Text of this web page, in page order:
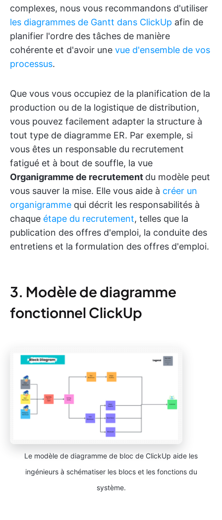
complexes, nous vous recommandons d'utiliser
les diagrammes de Gantt dans ClickUp afin de
planifier l'ordre des tâches de manière
cohérente et d'avoir une vue d'ensemble de vos
processus.
Que vous vous occupiez de la planification de la
production ou de la logistique de distribution,
vous pouvez facilement adapter la structure à
tout type de diagramme ER. Par exemple, si
vous êtes un responsable du recrutement
fatigué et à bout de souffle, la vue
Organigramme de recrutement du modèle peut
vous sauver la mise. Elle vous aide à créer un
organigramme qui décrit les responsabilités à
chaque étape du recrutement, telles que la
publication des offres d'emploi, la conduite des
entretiens et la formulation des offres d'emploi.
3. Modèle de diagramme
fonctionnel ClickUp
Le modèle de diagramme de bloc de ClickUp aide les
ingénieurs à schématiser les blocs et les fonctions du
système.